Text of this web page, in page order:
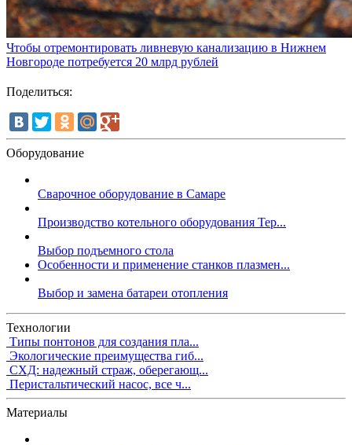
Чтобы отремонтировать ливневую канализацию в Нижнем
Новгороде потребуется 20 млрд рублей
Поделиться:
Оборудование
Сварочное оборудование в Самаре
Производство котельного оборудования Тер...
Выбор подъемного стола
Особенности и применение станков плазмен...
Выбор и замена батареи отопления
Технологии
Типы понтонов для создания пла...
Экологические преимущества гиб...
СХД: надежный страж, оберегающ...
Перистальтический насос, все ч...
Материалы